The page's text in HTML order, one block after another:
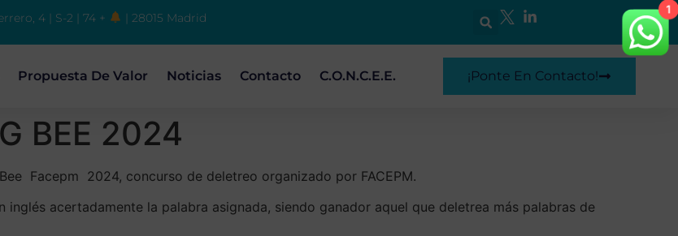
4 | S-2 | 74 + | 28015 Madrid
Propuesta De Valor Noticias Contacto C.O.N.C.E.E. ¡Ponte En Contacto!
BEE 2024
Facepm 2024, concurso de deletreo organizado por FACEPM.
acertadamente la palabra asignada, siendo ganador aquel que deletrea más palabras de
1